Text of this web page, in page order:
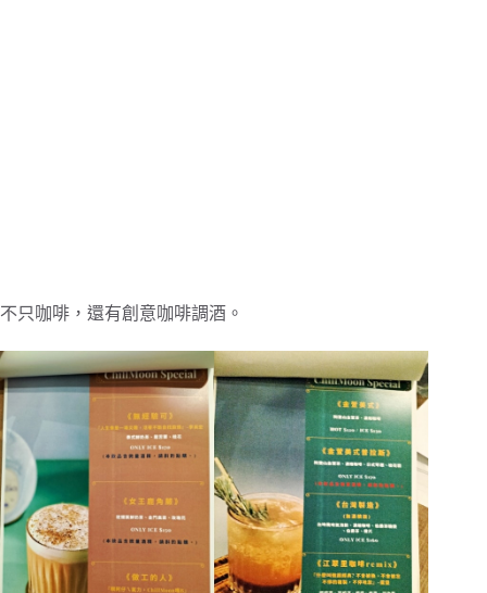
不只咖啡，還有創意咖啡調酒。